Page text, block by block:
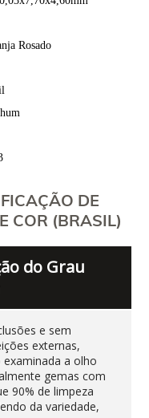
Rosado
DE
COR (BRASIL)
do Grau
e sem
externas,
examinada a olho
gemas com
90% de limpeza
da variedade,